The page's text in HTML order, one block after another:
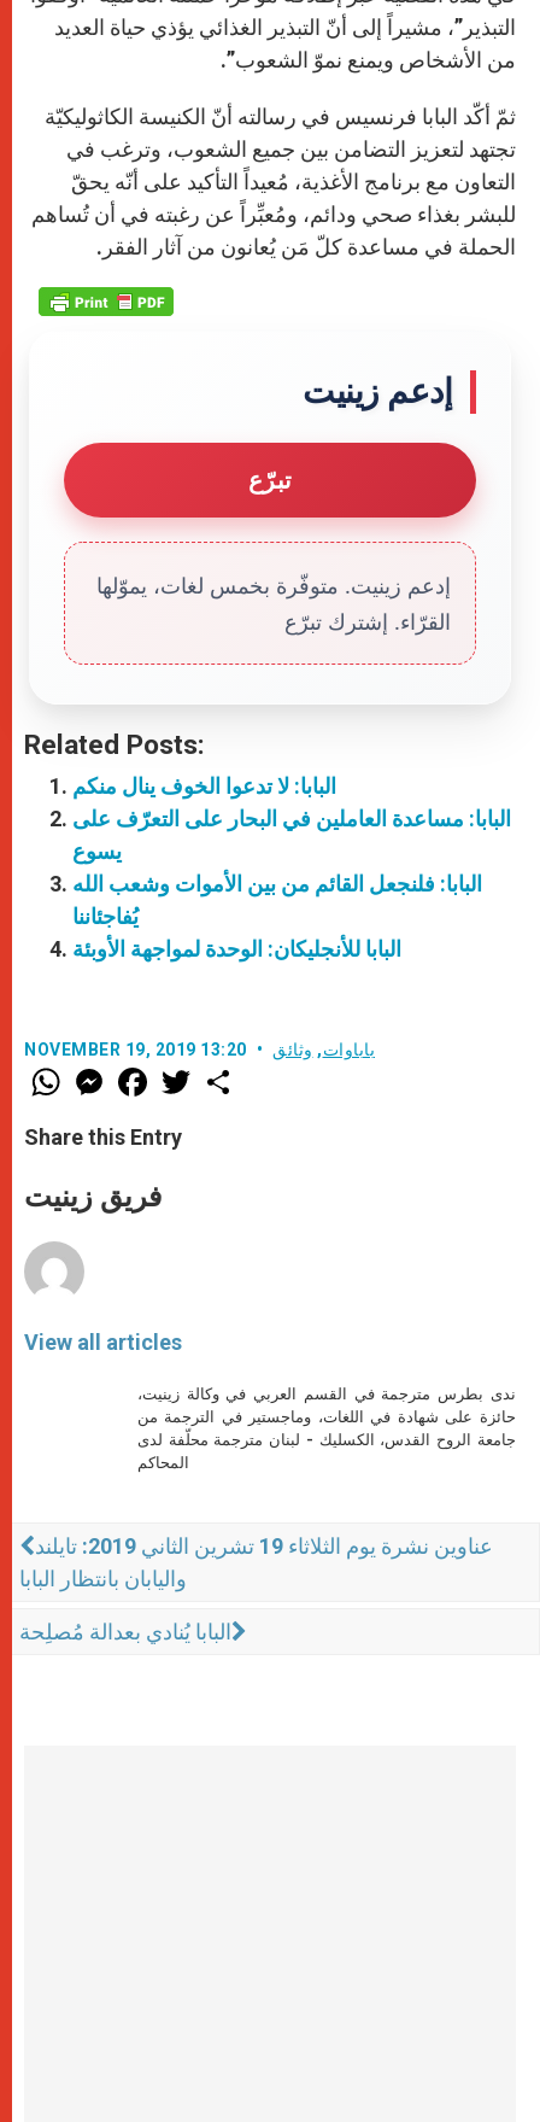
التبذير”، مشيراً إلى أنّ التبذير الغذائي يؤذي حياة العديد
من الأشخاص ويمنع نموّ الشعوب”.
ثمّ أكّد البابا فرنسيس في رسالته أنّ الكنيسة الكاثوليكيّة
تجتهد لتعزيز التضامن بين جميع الشعوب، وترغب في
التعاون مع برنامج الأغذية، مُعيداً التأكيد على أنّه يحقّ
للبشر بغذاء صحي ودائم، ومُعبِّراً عن رغبته في أن تُساهم
الحملة في مساعدة كلّ مَن يُعانون من آثار الفقر.
إدعم زينيت
تبرّع
إدعم زينيت. متوفّرة بخمس لغات، يموّلها
القرّاء. إشترك تبرّع
Related Posts:
البابا: لا تدعوا الخوف ينال منكم
البابا: مساعدة العاملين في البحار على التعرّف على
يسوع
البابا: فلنجعل القائم من بين الأموات وشعب الله
يُفاجئاننا
البابا للأنجليكان: الوحدة لمواجهة الأوبئة
NOVEMBER 19, 2019 13:20 باباوات, وثائق
W
h
t
s
p
p
M
e
s
e
g
e
F
a
e
b
o
k
w
Share this Entry
فريق زينيت
View all articles
ندى بطرس مترجمة في القسم العربي في وكالة زينيت،
حائزة على شهادة في اللغات، وماجستير في الترجمة من
جامعة الروح القدس، الكسليك - لبنان مترجمة محلّفة لدى
المحاكم
عناوين نشرة يوم الثلاثاء 19 تشرين الثاني 2019: تايلند
واليابان بانتظار البابا
البابا يُنادي بعدالة مُصلِحة